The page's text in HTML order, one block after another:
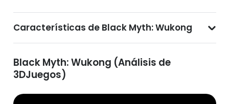
Características de Black Myth: Wukong
Black Myth: Wukong (Análisis de
3DJuegos)